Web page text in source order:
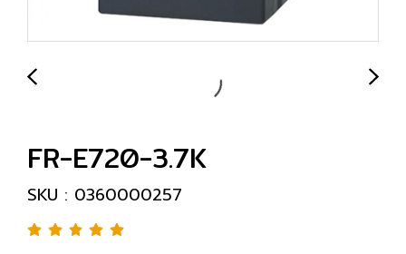
FR-E720-3.7K
SKU : 0360000257